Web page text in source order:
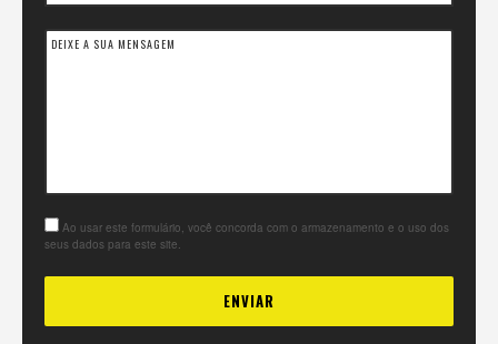
Ao usar este formulário, você concorda com o armazenamento e o uso dos
seus dados para este site.